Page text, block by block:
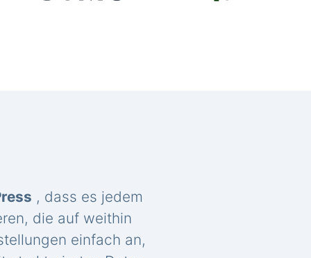
, dass es jedem
die auf weithin
einfach an,